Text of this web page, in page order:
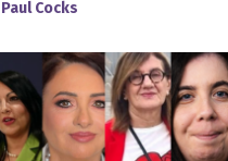
Paul Cocks